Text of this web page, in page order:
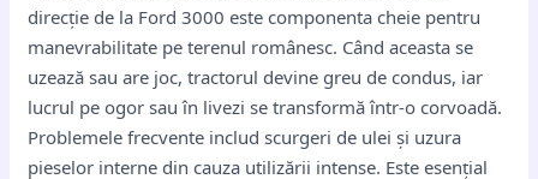
direcție de la Ford 3000 este componenta cheie pentru
manevrabilitate pe terenul românesc. Când aceasta se
uzează sau are joc, tractorul devine greu de condus, iar
lucrul pe ogor sau în livezi se transformă într-o corvoadă.
Problemele frecvente includ scurgeri de ulei și uzura
pieselor interne din cauza utilizării intense. Este esențial